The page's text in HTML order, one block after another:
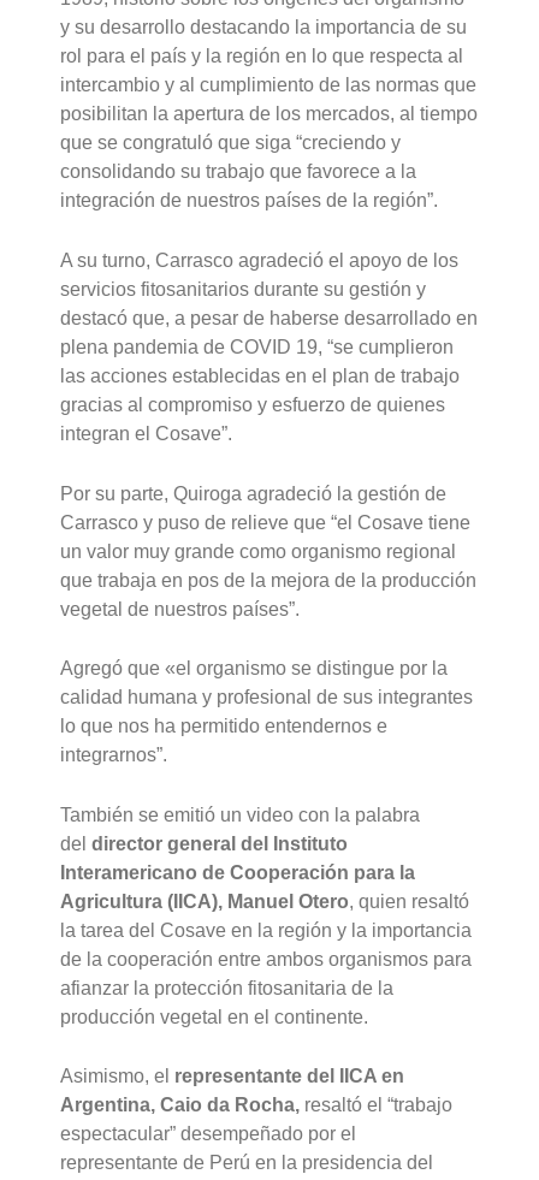
y su desarrollo destacando la importancia de su
rol para el país y la región en lo que respecta al
intercambio y al cumplimiento de las normas que
posibilitan la apertura de los mercados, al tiempo
que se congratuló que siga “creciendo y
consolidando su trabajo que favorece a la
integración de nuestros países de la región”.
A su turno, Carrasco agradeció el apoyo de los
servicios fitosanitarios durante su gestión y
destacó que, a pesar de haberse desarrollado en
plena pandemia de COVID 19, “se cumplieron
las acciones establecidas en el plan de trabajo
gracias al compromiso y esfuerzo de quienes
integran el Cosave”.
Por su parte, Quiroga agradeció la gestión de
Carrasco y puso de relieve que “el Cosave tiene
un valor muy grande como organismo regional
que trabaja en pos de la mejora de la producción
vegetal de nuestros países”.
Agregó que «el organismo se distingue por la
calidad humana y profesional de sus integrantes
lo que nos ha permitido entendernos e
integrarnos”.
También se emitió un video con la palabra
deldirector general del Instituto
Interamericano de Cooperación para la
Agricultura (IICA), Manuel Otero, quien resaltó
la tarea del Cosave en la región y la importancia
de la cooperación entre ambos organismos para
afianzar la protección fitosanitaria de la
producción vegetal en el continente.
Asimismo, el representante del IICA en
Argentina, Caio da Rocha, resaltó el “trabajo
espectacular” desempeñado por el
representante de Perú en la presidencia del